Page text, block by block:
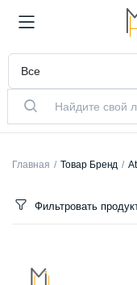
Главная Товар Бренд
Фильтровать